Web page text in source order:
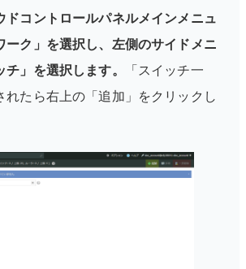
コントロールパネルメインメニュ
ーク」を選択し、左側のサイドメニ
」を選択します。
「スイッチ一
れたら右上の「追加」をクリックし